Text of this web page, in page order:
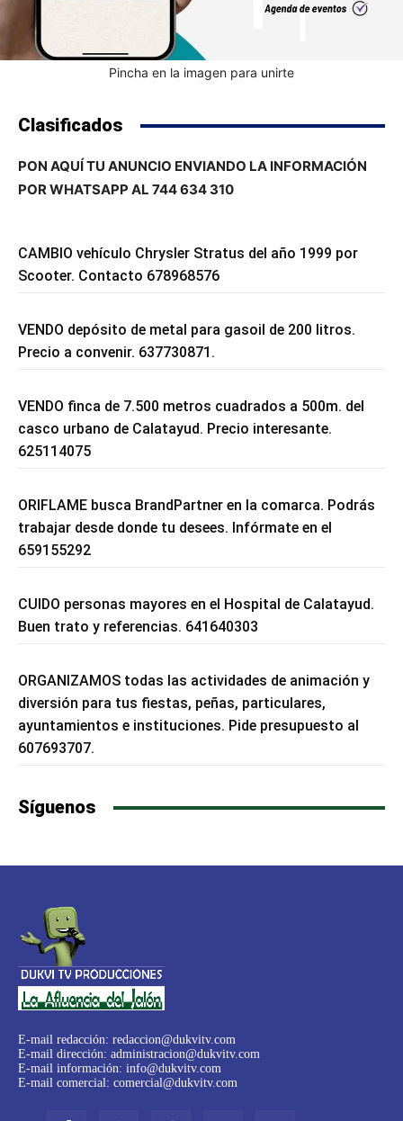
Pincha en la imagen para unirte
Clasificados
PON AQUÍ TU ANUNCIO ENVIANDO LA INFORMACIÓN
POR WHATSAPP AL 744 634 310
CAMBIO vehículo Chrysler Stratus del año 1999 por
Scooter. Contacto 678968576
VENDO depósito de metal para gasoil de 200 litros.
Precio a convenir. 637730871.
VENDO finca de 7.500 metros cuadrados a 500m. del
casco urbano de Calatayud. Precio interesante.
625114075
ORIFLAME busca BrandPartner en la comarca. Podrás
trabajar desde donde tu desees. Infórmate en el
659155292
CUIDO personas mayores en el Hospital de Calatayud.
Buen trato y referencias. 641640303
ORGANIZAMOS todas las actividades de animación y
diversión para tus fiestas, peñas, particulares,
ayuntamientos e instituciones. Pide presupuesto al
607693707.
Síguenos
E-mail redacción: redaccion@dukvitv.com
E-mail dirección: administracion@dukvitv.com
E-mail información: info@dukvitv.com
E-mail comercial: comercial@dukvitv.com